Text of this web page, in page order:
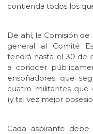
contienda todos los
De ahí, la Comisión de
general al Comité
tendrá hasta el 30 de
a conocer
ensoñadores que
cuatro militantes que
(y tal vez mejor
Cada aspirante